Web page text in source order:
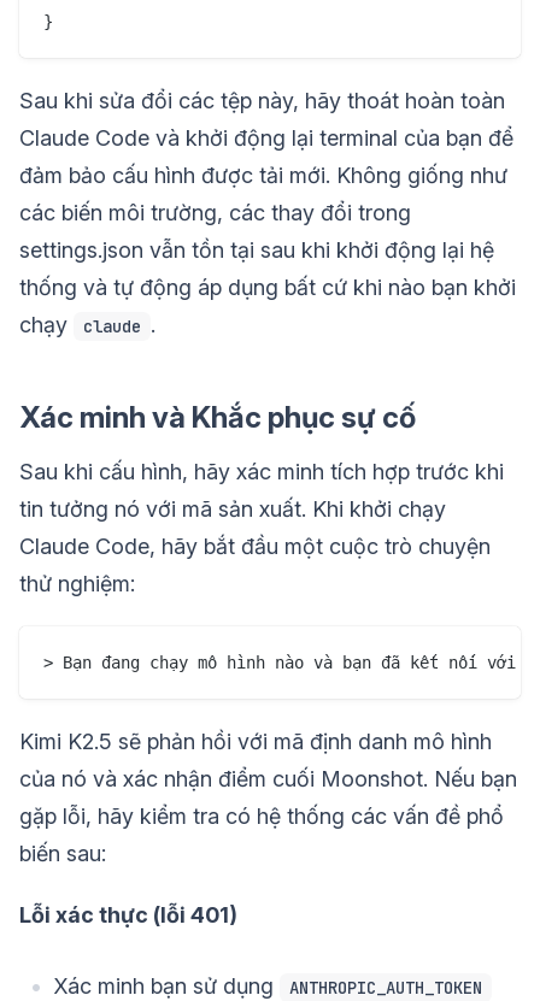
Sau khi sửa đổi các tệp này, hãy thoát hoàn toàn
Claude Code và khởi động lại terminal của bạn để
đảm bảo cấu hình được tải mới. Không giống như
các biến môi trường, các thay đổi trong
settings.json vẫn tồn tại sau khi khởi động lại hệ
thống và tự động áp dụng bất cứ khi nào bạn khởi
chạy
claude .
Xác minh và Khắc phục sự cố
Sau khi cấu hình, hãy xác minh tích hợp trước khi
tin tưởng nó với mã sản xuất. Khi khởi chạy
Claude Code, hãy bắt đầu một cuộc trò chuyện
thử nghiệm:
Kimi K2.5 sẽ phản hồi với mã định danh mô hình
của nó và xác nhận điểm cuối Moonshot. Nếu bạn
gặp lỗi, hãy kiểm tra có hệ thống các vấn đề phổ
biến sau:
Lỗi xác thực (lỗi 401)
Xác minh bạn sử dụng ANTHROPIC_AUTH_TOKEN